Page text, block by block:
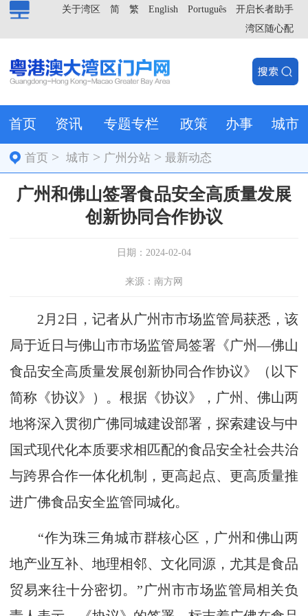
开启长者助手
Português
English
繁
简
关于湾区
湾区随心配
首页 资讯 专题专栏 政策 办事 城市
首页 >城市 > 广州分站 >最新动态
广州和佛山签署食品安全高质量发展
创新协同合作协议
日期：2024-02-04
来源：南方网
2月2日，记者从广州市市场监管局获悉，该
局于近日与佛山市市场监管局签署《广州—佛山
食品安全高质量发展创新协同合作协议》（以下
简称《协议》）。根据《协议》，广州、佛山两
地将深入贯彻广佛同城建设部署，探索建设与中
国式现代化本质要求相匹配的食品安全社会共治
与跨界合作一体化机制，更高起点、更高质量推
进广佛食品安全监管同城化。
“作为珠三角城市群核心区，广州和佛山两
地产业互补、地理相邻、文化同源，尤其是食品
贸易来往十分密切。”广州市市场监管局相关负